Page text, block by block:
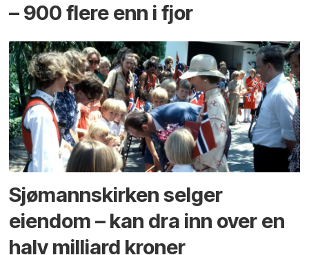
– 900 flere enn i fjor
Sjømannskirken selger
eiendom – kan dra inn over en
halv milliard kroner